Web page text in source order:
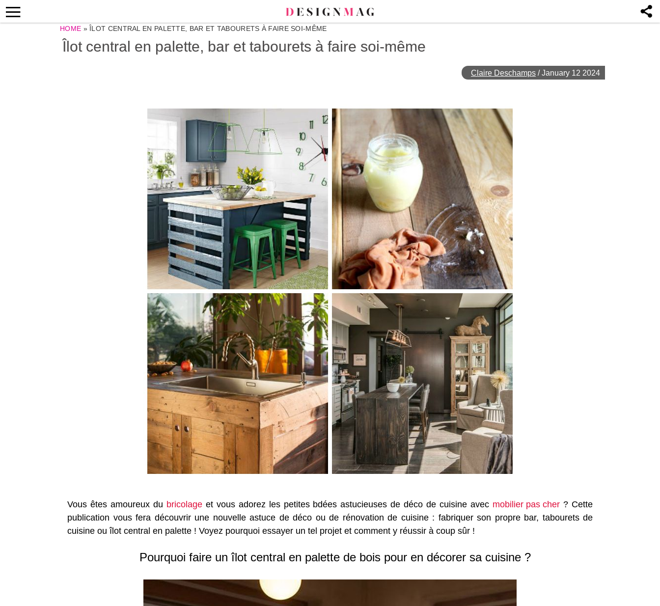
HOME » ÎLOT CENTRAL EN PALETTE, BAR ET TABOURETS À FAIRE SOI-MÊME
Îlot central en palette, bar et tabourets à faire soi-même
Claire Deschamps /January 12 2024
Vous êtes amoureux du bricolageet vous adorez les petites bdées astucieuses de déco de cuisine avec mobilier pas cher ? Cette
publication vous fera découvrir une nouvelle astuce de déco ou de rénovation de cuisine : fabriquer son propre bar, tabourets de
cuisine ou îlot central en palette ! Voyez pourquoi essayer un tel projet et comment y réussir à coup sûr !
Pourquoi faire un îlot central en palette de bois pour en décorer sa cuisine ?